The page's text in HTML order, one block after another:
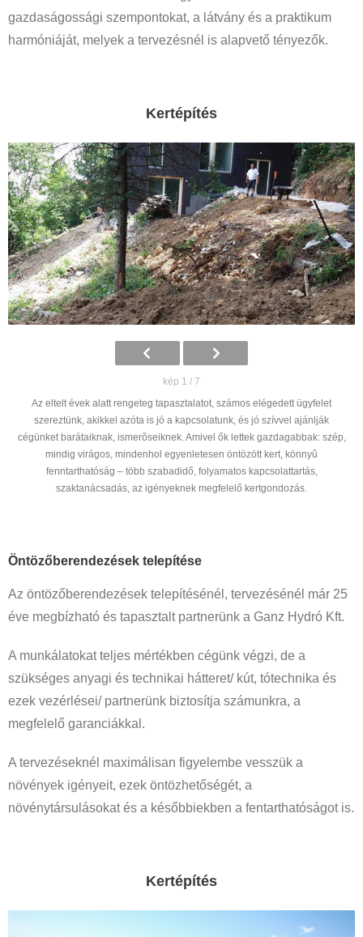
gazdaságossági szempontokat, a látvány és a praktikum
harmóniáját, melyek a tervezésnél is alapvető tényezők.
Kertépítés
kép 1 / 7
Az eltelt évek alatt rengeteg tapasztalatot, számos elégedett ügyfelet
szereztünk, akikkel azóta is jó a kapcsolatunk, és jó szívvel ajánlják
cégünket barátaiknak, ismerõseiknek. Amivel ők lettek gazdagabbak: szép,
mindig virágos, mindenhol egyenletesen öntözött kert, könnyû
fenntarthatóság – több szabadidő, folyamatos kapcsolattartás,
szaktanácsadás, az igényeknek megfelelő kertgondozás.
Öntözőberendezések telepítése
Az öntözőberendezések telepítésénél, tervezésénél már 25
éve megbízható és tapasztalt partnerünk a Ganz Hydró Kft.
A munkálatokat teljes mértékben cégünk végzi, de a
szükséges anyagi és technikai hátteret/ kút, tótechnika és
ezek vezérlései/ partnerünk biztosítja számunkra, a
megfelelő garanciákkal.
A tervezéseknél maximálisan figyelembe vesszük a
növények igényeit, ezek öntözhetőségét, a
növénytársulásokat és a későbbiekben a fentarthatóságot is.
Kertépítés